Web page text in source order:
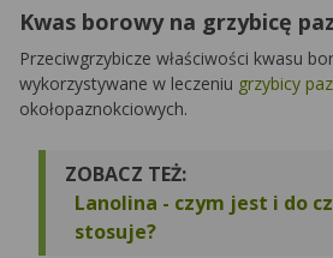
Kwas borowy na grzybicę
Przeciwgrzybicze właściwości kwasu
wykorzystywane w leczeniu grzybicy
okołopaznokciowych.
ZOBACZ TEŻ:
Lanolina - czym jest i do
stosuje?